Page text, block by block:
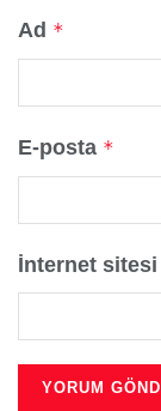
Ad *
E-posta *
İnternet sitesi